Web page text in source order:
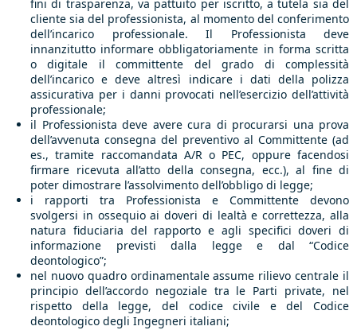
fini di trasparenza, va pattuito per iscritto, a tutela sia del
cliente sia del professionista, al momento del conferimento
dell’incarico professionale. Il Professionista deve
innanzitutto informare obbligatoriamente in forma scritta
o digitale il committente del grado di complessità
dell’incarico e deve altresì indicare i dati della polizza
assicurativa per i danni provocati nell’esercizio dell’attività
professionale;
il Professionista deve avere cura di procurarsi una prova
dell’avvenuta consegna del preventivo al Committente (ad
es., tramite raccomandata A/R o PEC, oppure facendosi
firmare ricevuta all’atto della consegna, ecc.), al fine di
poter dimostrare l’assolvimento dell’obbligo di legge;
i rapporti tra Professionista e Committente devono
svolgersi in ossequio ai doveri di lealtà e correttezza, alla
natura fiduciaria del rapporto e agli specifici doveri di
informazione previsti dalla legge e dal “Codice
deontologico”;
nel nuovo quadro ordinamentale assume rilievo centrale il
principio dell’accordo negoziale tra le Parti private, nel
rispetto della legge, del codice civile e del Codice
deontologico degli Ingegneri italiani;